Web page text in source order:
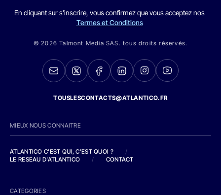
En cliquant sur s'inscrire, vous confirmez que vous acceptez nos
Termes et Conditions
© 2026 Talmont Media SAS. tous droits réservés.
TOUSLESCONTACTS@ATLANTICO.FR
MIEUX NOUS CONNAITRE
ATLANTICO C'EST QUI, C'EST QUOI ?
/
LE RESEAU D'ATLANTICO
/ CONTACT
CATEGORIES